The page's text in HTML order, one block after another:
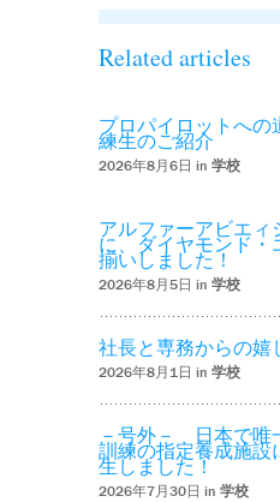
Related articles
プロパイロットへの
練生のご紹介
2026年8月6日 in 学校
アルファーアビエィ
に、ダイヤモンド・
揃いしました！
2026年8月5日 in 学校
社長と専務からの嬉
2026年8月1日 in 学校
－号外－ 日本で唯
訓練の指定養成施設
生しました！
2026年7月30日 in 学校